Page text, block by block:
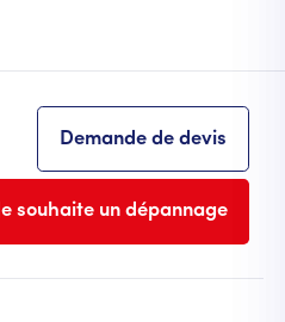
Demande de devis
Je souhaite un dépannage